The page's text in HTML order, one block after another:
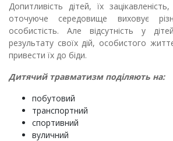
Допитливість дітей, їх
оточуюче середовище виховує
особистість. Але відсутність у
результату своїх дій, особистого
привести їх до біди.
Дитячий травматизм поділяють на:
побутовий
транспортний
спортивний
вуличний